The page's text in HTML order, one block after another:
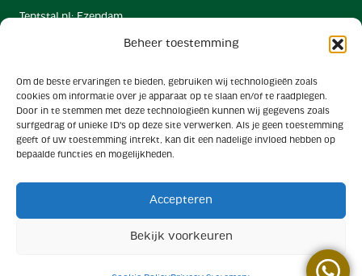
Beheer toestemming
Om de beste ervaringen te bieden, gebruiken wij technologieën zoals
cookies om informatie over je apparaat op te slaan en/of te raadplegen.
Door in te stemmen met deze technologieën kunnen wij gegevens zoals
surfgedrag of unieke ID's op deze site verwerken. Als je geen toestemming
geeft of uw toestemming intrekt, kan dit een nadelige invloed hebben op
bepaalde functies en mogelijkheden.
Accepteren
Bekijk voorkeuren
Tentstal.nl: Ezendam
Veehouderijtechniek B.V.
7622 AX Borne
Powered by
Ezendam group
Privacy